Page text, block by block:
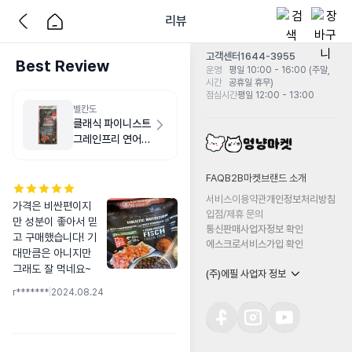
리뷰
Best Review
벨칸도
클래식 파이니스트
그레인프리 연어
가격은 비싼편이지
만 성분이 좋아서 믿
고 구매했습니다! 기
대만큼은 아니지만
그래도 잘 먹네요~
r******* 2024.08.24
고객센터1644-3955
운영
시간
평일 10:00 - 16:00 (주말,
공휴일 휴무)
점심시간평일 12:00 - 13:00
FAQB2B마켓 브랜드 소개
서비스이용약관개인정보처리방침
입점/제휴 문의
통신판매사업자정보 확인
에스크로서비스가입 확인
(주)에필 사업자 정보